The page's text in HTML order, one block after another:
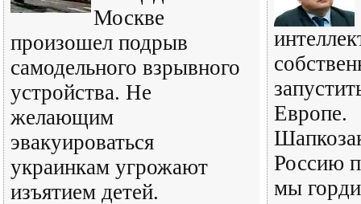
Москве
произошел подрыв
самодельного взрывного
устройства. Не
желающим
эвакуироваться
украинкам угрожают
изъятием детей.
Европе.
Россию
мы